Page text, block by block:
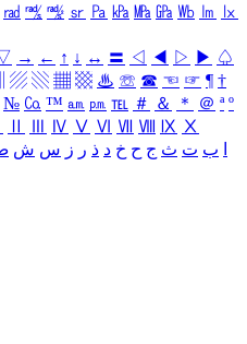
㎭ ㎮ ㎯ ㏛ ㎩ ㎪ ㎫ ㎬ ㏝ ㏐
㏓
→ ← ↑ ↓ ↔ 〓 ◁ ◀ ▷ ▶ ♤
▨ ▧ ▦ ▩ ♨ ☏ ☎ ☜ ☞ ¶ †
№ ㏇ ™ ㏂ ㏘ ℡ ＃ ＆ ＊ ＠ ª º
Ⅳ Ⅴ Ⅵ Ⅶ Ⅷ Ⅸ Ⅹ
ب ت ث ج ح خ د ذ ر ز س ش